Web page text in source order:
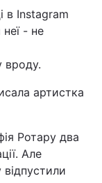
в Instagram
- не
вроду.
артистка
Ротару два
Але
відпустили